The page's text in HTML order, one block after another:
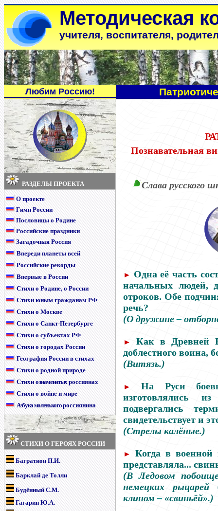
Методическая
учителя, воспитателя,
Любим Россию!
РАЗДЕЛЫ ПРОЕКТА
О проекте
Гимн России
Пословицы о Родине
Российские праздники
Загадочная Россия
Впереди планеты всей
Российские рекорды
Впервые в России
Стихи о Родине, о России
Стихи юным гражданам РФ
Стихи о Москве
Стихи о Санкт-Петербурге
Стихи о субъектах РФ
Стихи о городах России
География России в стихах
Стихи о родной природе
Стихио знаменитыхроссиянах
Стихи о войне и мире
Азбука маленькогороссиянина
СТИХИ О ГЕРОЯХ РОССИИ
Багратион П.И.
Барклай де Толли
Будённый С.М.
Гагарин Ю.А.
Познавательная
Слава русского
► Одна её часть
начальных людей,
отроков. Обе
речь?
(О дружине–
►
Как в Древней
доблестного воина,
(Витязь.)
►
На Руси
изготовлялись
подвергались
свидетельствует и
(Стрелы калёные.)
►
Когда в военной
представляла...
(В Ледовом
немецких
клином– «свиньёй».)